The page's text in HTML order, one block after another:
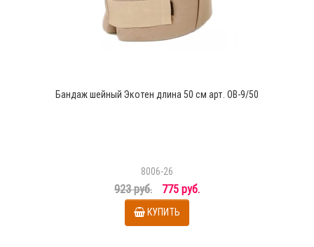
Бандаж шейный Экотен длина 50 см арт. ОВ-9/50
8006-26
923 руб. 775 руб.
КУПИТЬ